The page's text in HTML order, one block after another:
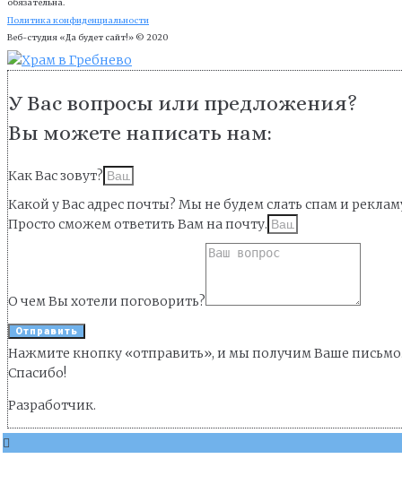
обязательна.
Политика конфиденциальности
Веб-студия «Да будет сайт!» © 2020
У Вас вопросы или предложения?
Вы можете написать нам:
Как Вас зовут?
Какой у Вас адрес почты? Мы не будем слать спам и
Просто сможем ответить Вам на почту.
О чем Вы хотели поговорить?
Отправить
Нажмите кнопку «отправить», и мы получим Ваше
Спасибо!
Разработчик.